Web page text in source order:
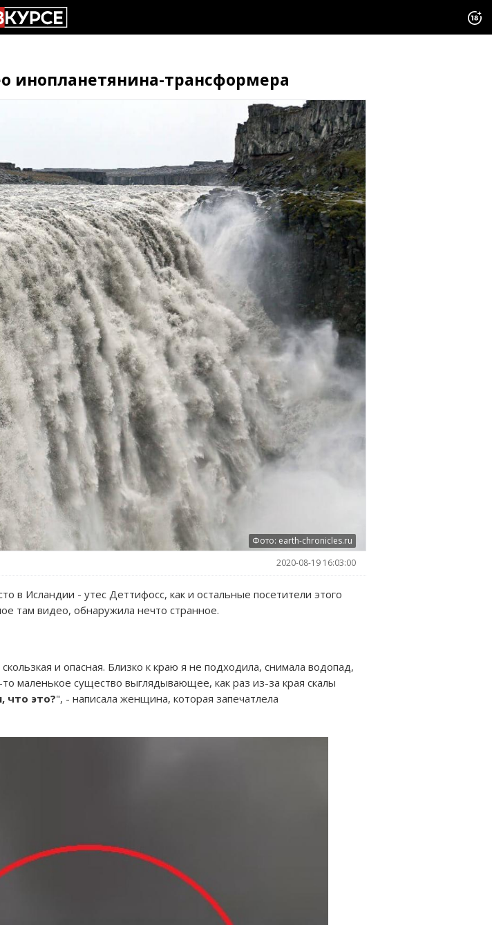
инопланетянина-трансформера
Фото: earth-chronicles.ru
2020-08-19 16:03:00
Исландии - утес Деттифосс, как и остальные посетители этого
там видео, обнаружила нечто странное.
и опасная. Близко к краю я не подходила, снимала водопад,
маленькое существо выглядывающее, как раз из-за края скалы
что это?", - написала женщина, которая запечатлела